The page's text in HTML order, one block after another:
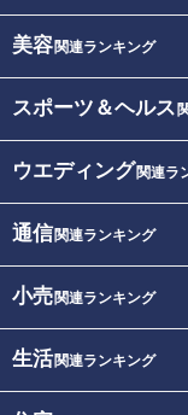
美容関連ランキング
スポーツ＆ヘルス
ウエディング関連ラ
通信関連ランキング
小売関連ランキング
生活関連ランキング